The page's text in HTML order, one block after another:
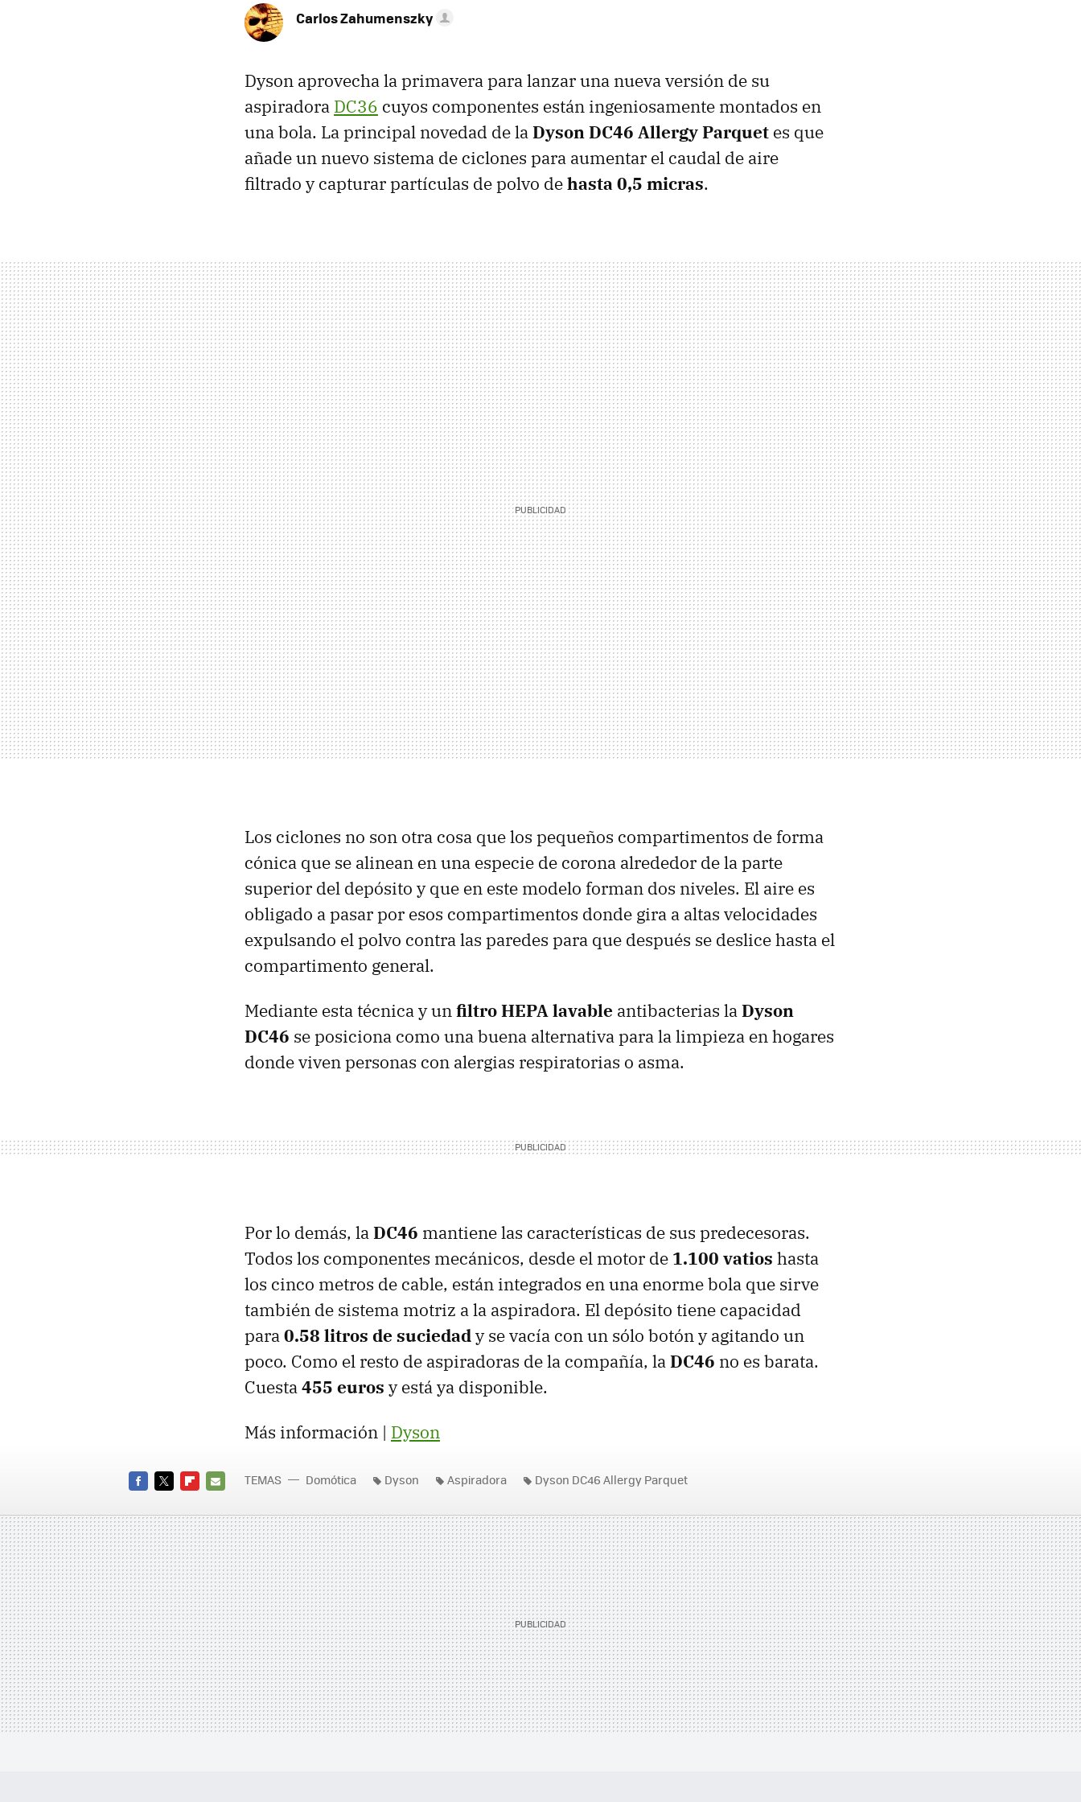
Carlos Zahumenszky
Dyson aprovecha la primavera para lanzar una nueva versión de su
aspiradora DC36 cuyos componentes están ingeniosamente montados en
una bola. La principal novedad de laDyson DC46 Allergy Parquet es que
añade un nuevo sistema de ciclones para aumentar el caudal de aire
filtrado y capturar partículas de polvo dehasta 0,5 micras.
Los ciclones no son otra cosa que los pequeños compartimentos de forma
cónica que se alinean en una especie de corona alrededor de la parte
superior del depósito y que en este modelo forman dos niveles. El aire es
obligado a pasar por esos compartimentos donde gira a altas velocidades
expulsando el polvo contra las paredes para que después se deslice hasta el
compartimento general.
Mediante esta técnica y unfiltro HEPA lavable antibacterias laDyson
DC46 se posiciona como una buena alternativa para la limpieza en hogares
donde viven personas con alergias respiratorias o asma.
Por lo demás, laDC46 mantiene las características de sus predecesoras.
Todos los componentes mecánicos, desde el motor de 1.100 vatios hasta
los cinco metros de cable, están integrados en una enorme bola que sirve
también de sistema motriz a la aspiradora. El depósito tiene capacidad
para0.58 litros de suciedady se vacía con un sólo botón y agitando un
poco. Como el resto de aspiradoras de la compañía, laDC46 no es barata.
Cuesta455 euros y está ya disponible.
Más información | Dyson
MAIL
TEMAS Domótica Dyson Aspiradora Dyson DC46 Allergy Parquet